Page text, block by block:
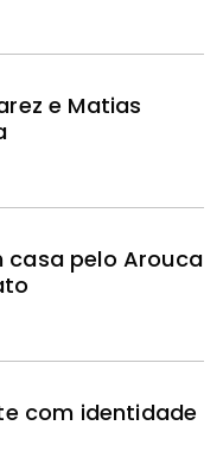
e Matias
casa pelo Arouca
com identidade